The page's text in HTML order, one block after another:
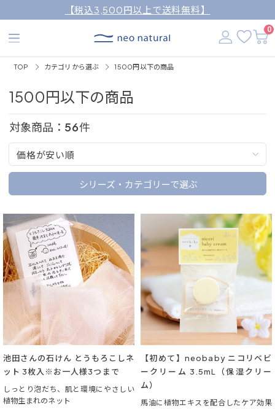
【税込3,500円以上で送料無料】
0
TOP カテゴリから選ぶ 1500円以下の商品
1500円以下の商品
対象商品： 56件
価格が安い順
シリーズ・カテゴリーで選ぶ
池田さんの石けん とうもろこしネ
ット 3枚入※お一人様3つまで
しっとり泡だち、肌と環境にやさしい
植物生まれのネット
【初めて】neobaby ニコリベビ
ークリーム 3.5mL（保湿クリー
ム）
馬油に植物エキスを配合したケア効果